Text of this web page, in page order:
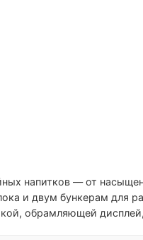
напитков — от
и двум бункерам для
обрамляющей